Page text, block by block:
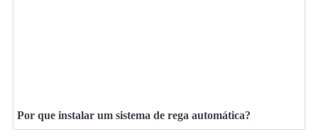
Por que instalar um sistema de rega automática?